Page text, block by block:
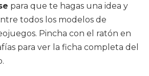
para que te hagas una idea y
todos los modelos de
Pincha con el ratón en
para ver la ficha completa del